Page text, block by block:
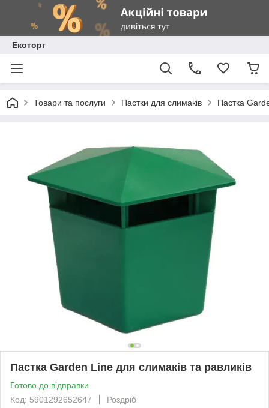
Екоторг
Товари та послуги Пастки для слимаків Пастка
Пастка Garden Line для слимаків та равликів
Готово до відправки
Код: 5901292652647
Роздріб